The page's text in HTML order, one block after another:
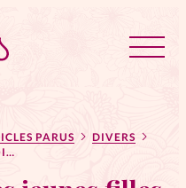
Actus
PARUS
DIVERS
UNE VOIX POUR LES JEUNES FILLES COPTES